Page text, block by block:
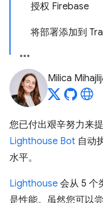
授权 Firebase
将部署添加到
Milica
您已付出艰辛努力来
Lighthouse Bot 自动
水平。
Lighthouse 会从 5 个
是性能。虽然您可以